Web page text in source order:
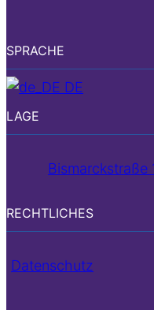
SPRACHE
DE
LAGE
Bismarckstraße
RECHTLICHES
Datenschutz